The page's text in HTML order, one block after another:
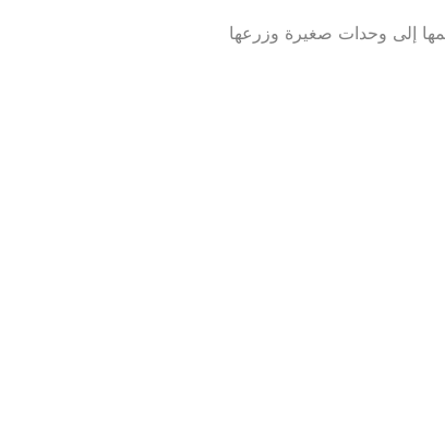
إلى وحدات صغيرة وزرعها